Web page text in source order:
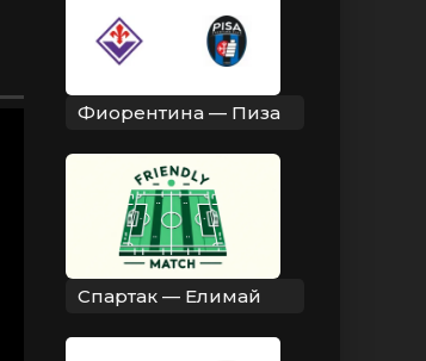
Фиорентина — Пиза
Спартак — Елимай